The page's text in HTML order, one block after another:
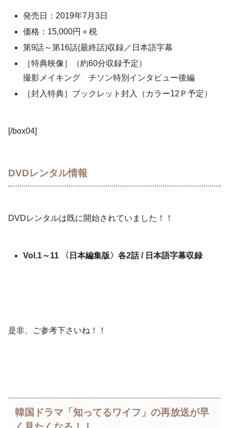
発売日：2019年7月3日
価格：15,000円＋税
第9話～第16話(最終話)収録／日本語字幕
［特典映像］（約60分収録予定）
撮影メイキング チソン特別インタビュー後編
［封入特典］ブックレット封入（カラー12Ｐ予定）
[/box04]
DVDレンタル情報
DVDレンタルは既に開始されていました！！
Vol.1～11 〈日本編集版〉各2話 / 日本語字幕収録
是非、ご参考下さいね！！
韓国ドラマ「知ってるワイフ」の再放送が早